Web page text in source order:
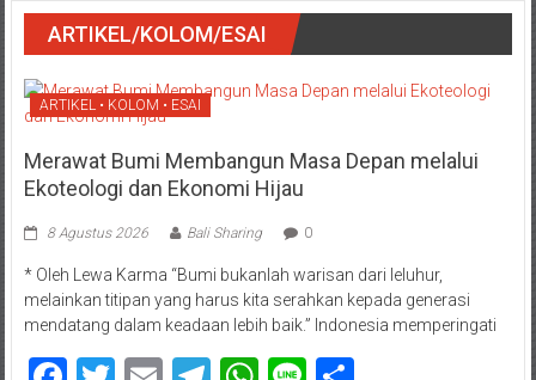
ARTIKEL/KOLOM/ESAI
ARTIKEL • KOLOM • ESAI
Merawat Bumi Membangun Masa Depan melalui
Ekoteologi dan Ekonomi Hijau
8 Agustus 2026 Bali Sharing 0
* Oleh Lewa Karma “Bumi bukanlah warisan dari leluhur,
melainkan titipan yang harus kita serahkan kepada generasi
mendatang dalam keadaan lebih baik.” Indonesia memperingati